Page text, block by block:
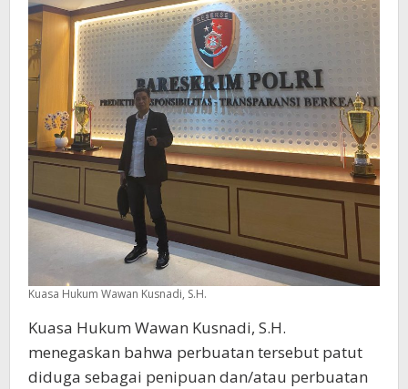
Kuasa Hukum Wawan Kusnadi, S.H.
Kuasa Hukum Wawan Kusnadi, S.H.
menegaskan bahwa perbuatan tersebut patut
diduga sebagai penipuan dan/atau perbuatan